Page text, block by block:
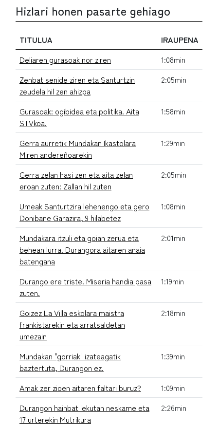
Hizlari honen pasarte gehiago
TITULUA
IRAUPENA
Deliaren gurasoak nor ziren
1:08min
Zenbat senide ziren eta Santurtzin
zeudela hil zen ahizpa
2:05min
Gurasoak: ogibidea eta politika. Aita
STVkoa.
1:58min
Gerra aurretik Mundakan Ikastolara
Miren andereñoarekin
1:29min
Gerra zelan hasi zen eta aita zelan
eroan zuten: Zallan hil zuten
2:05min
Umeak Santurtzira lehenengo eta gero
Donibane Garazira, 9 hilabetez
1:08min
Mundakara itzuli eta goian zerua eta
behean lurra. Durangora aitaren anaia
batengana
2:01min
Durango ere triste. Miseria handia pasa
zuten.
1:19min
Goizez La Villa eskolara maistra
frankistarekin eta arratsaldetan
umezain
2:18min
Mundakan "gorriak" izateagatik
baztertuta, Durangon ez.
1:39min
Amak zer zioen aitaren faltari buruz?
1:09min
Durangon hainbat lekutan neskame eta
17 urterekin Mutrikura
2:26min